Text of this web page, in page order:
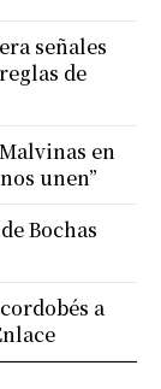
señales
de
en
unen”
Bochas
a